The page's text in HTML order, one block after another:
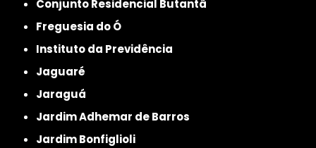
Conjunto Residencial Butantã
Freguesia do Ó
Instituto da Previdência
Jaguaré
Jaraguá
Jardim Adhemar de Barros
Jardim Bonfiglioli